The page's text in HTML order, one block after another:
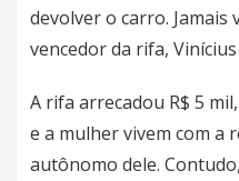
devolver o carro. Jamais
vencedor da rifa,
A rifa arrecadou R$ 5
e a mulher vivem com a
autônomo dele.